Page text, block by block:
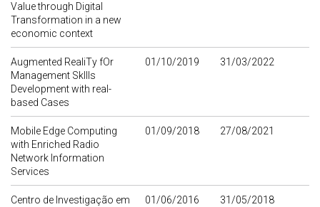
Value through Digital
Transformation in a new
economic context
Augmented RealiTy fOr
Management Skllls
Development with real-
based Cases
01/10/2019 31/03/2022
Mobile Edge Computing
with Enriched Radio
Network Information
Services
01/09/2018 27/08/2021
Centro de Investigação em
01/06/2016 31/05/2018